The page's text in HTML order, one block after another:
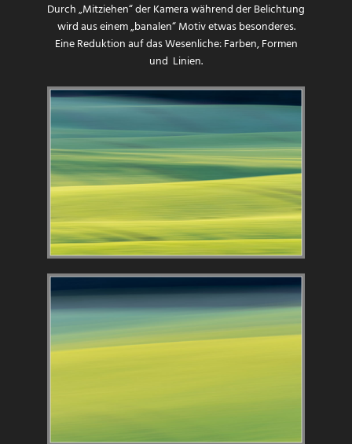
Durch „Mitziehen“ der Kamera während der Belichtung
wird aus einem „banalen“ Motiv etwas besonderes.
Eine Reduktion auf das Wesenliche: Farben, Formen
und Linien.